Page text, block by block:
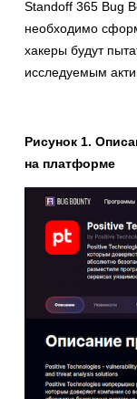
Standoff 365 Bug
необходимо
хакеры будут
исследуемым
Рисунок 1.
на платформе